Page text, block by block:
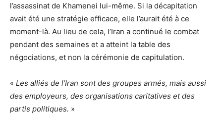
l’assassinat de Khamenei lui-même. Si la décapitation
avait été une stratégie efficace, elle l’aurait été à ce
moment-là. Au lieu de cela, l’Iran a continué le combat
pendant des semaines et a atteint la table des
négociations, et non la cérémonie de capitulation.
« Les alliés de l’Iran sont des groupes armés, mais aussi
des employeurs, des organisations caritatives et des
partis politiques. »